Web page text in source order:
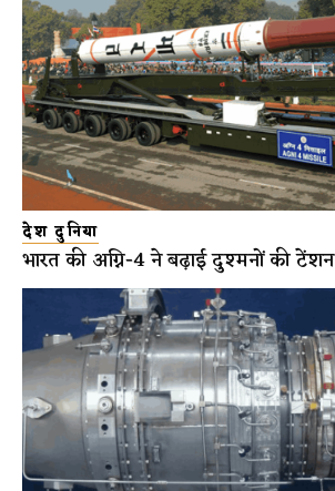
देश दुनिया
भारत की अग्नि-4 ने बढ़ाई दुश्मनों की टेंशन